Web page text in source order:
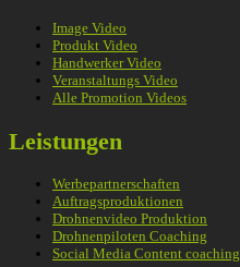
Image Video
Produkt Video
Handwerker Video
Veranstaltungs Video
Alle Promotion Videos
Leistungen
Werbepartnerschaften
Auftragsproduktionen
Drohnenvideo Produktion
Drohnenpiloten Coaching
Social Media Content coaching